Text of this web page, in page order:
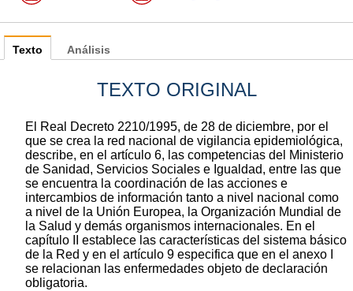
Texto
TEXTO ORIGINAL
El Real Decreto 2210/1995, de 28 de diciembre, por el
que se crea la red nacional de vigilancia epidemiológica,
describe, en el artículo 6, las competencias del Ministerio
de Sanidad, Servicios Sociales e Igualdad, entre las que
se encuentra la coordinación de las acciones e
intercambios de información tanto a nivel nacional como
a nivel de la Unión Europea, la Organización Mundial de
la Salud y demás organismos internacionales. En el
capítulo II establece las características del sistema básico
de la Red y en el artículo 9 especifica que en el anexo I
se relacionan las enfermedades objeto de declaración
obligatoria.
Análisis